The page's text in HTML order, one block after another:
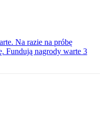
Na razie na próbę
Fundują nagrody warte 3